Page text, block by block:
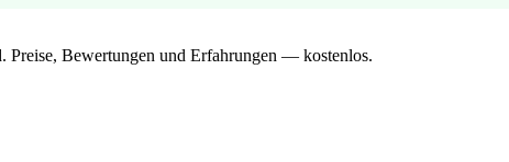
Preise, Bewertungen und Erfahrungen — kostenlos.